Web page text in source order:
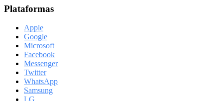
Plataformas
Apple
Google
Microsoft
Facebook
Messenger
Twitter
WhatsApp
Samsung